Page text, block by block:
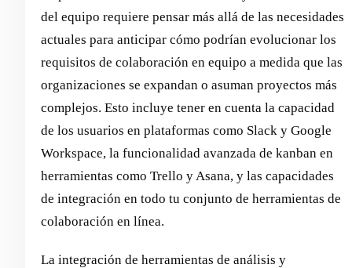
del equipo requiere pensar más allá de las necesidades
actuales para anticipar cómo podrían evolucionar los
requisitos de colaboración en equipo a medida que las
organizaciones se expandan o asuman proyectos más
complejos. Esto incluye tener en cuenta la capacidad
de los usuarios en plataformas como Slack y Google
Workspace, la funcionalidad avanzada de kanban en
herramientas como Trello y Asana, y las capacidades
de integración en todo tu conjunto de herramientas de
colaboración en línea.
La integración de herramientas de análisis y